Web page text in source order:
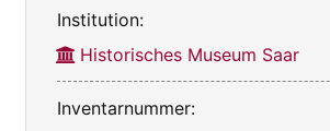
Institution:
Historisches Museum Saar
Inventarnummer: